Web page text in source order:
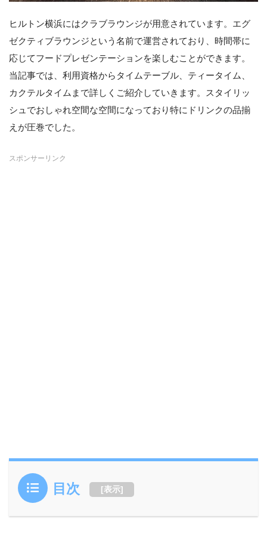
ヒルトン横浜にはクラブラウンジが用意されています。エグ
ゼクティブラウンジという名前で運営されており、時間帯に
応じてフードプレゼンテーションを楽しむことができます。
当記事では、利用資格からタイムテーブル、ティータイム、
カクテルタイムまで詳しくご紹介していきます。スタイリッ
シュでおしゃれ空間な空間になっており特にドリンクの品揃
えが圧巻でした。
スポンサーリンク
目次 [表示]